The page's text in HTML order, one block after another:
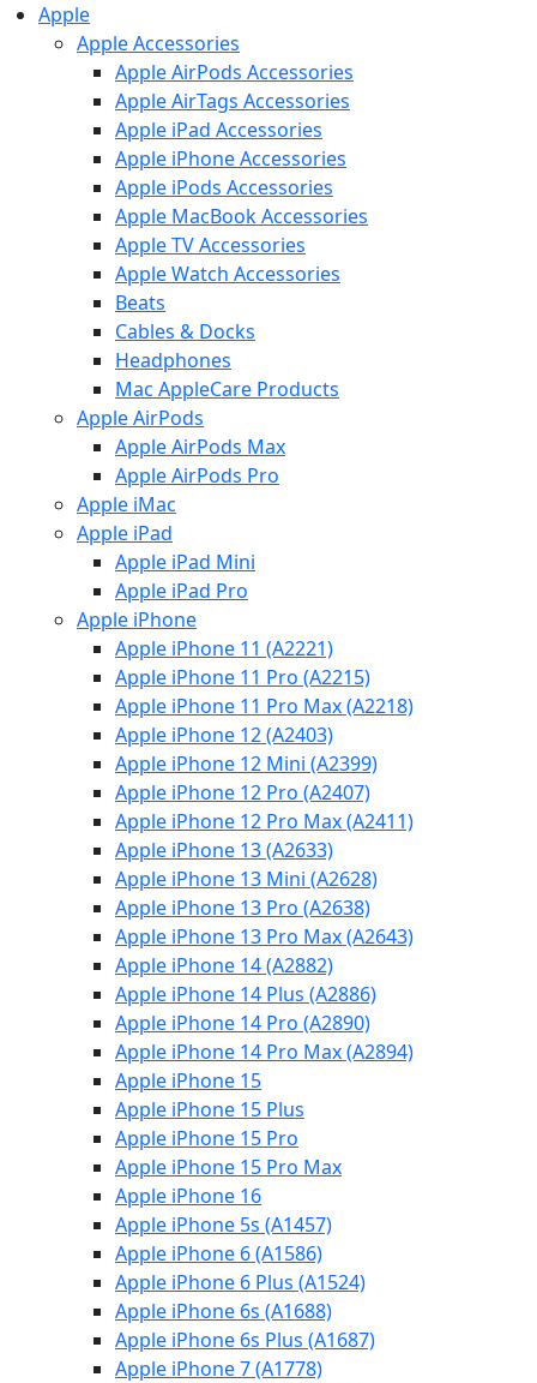
Apple
Apple Accessories
Apple AirPods Accessories
Apple AirTags Accessories
Apple iPad Accessories
Apple iPhone Accessories
Apple iPods Accessories
Apple MacBook Accessories
Apple TV Accessories
Apple Watch Accessories
Beats
Cables & Docks
Headphones
Mac AppleCare Products
Apple AirPods
Apple AirPods Max
Apple AirPods Pro
Apple iMac
Apple iPad
Apple iPad Mini
Apple iPad Pro
Apple iPhone
Apple iPhone 11 (A2221)
Apple iPhone 11 Pro (A2215)
Apple iPhone 11 Pro Max (A2218)
Apple iPhone 12 (A2403)
Apple iPhone 12 Mini (A2399)
Apple iPhone 12 Pro (A2407)
Apple iPhone 12 Pro Max (A2411)
Apple iPhone 13 (A2633)
Apple iPhone 13 Mini (A2628)
Apple iPhone 13 Pro (A2638)
Apple iPhone 13 Pro Max (A2643)
Apple iPhone 14 (A2882)
Apple iPhone 14 Plus (A2886)
Apple iPhone 14 Pro (A2890)
Apple iPhone 14 Pro Max (A2894)
Apple iPhone 15
Apple iPhone 15 Plus
Apple iPhone 15 Pro
Apple iPhone 15 Pro Max
Apple iPhone 16
Apple iPhone 5s (A1457)
Apple iPhone 6 (A1586)
Apple iPhone 6 Plus (A1524)
Apple iPhone 6s (A1688)
Apple iPhone 6s Plus (A1687)
Apple iPhone 7 (A1778)